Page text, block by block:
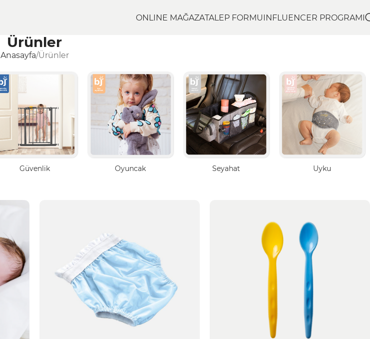
ONLINE MAĞAZATALEP FORMUINFLUENCER PROGRAMI
Ürünler
Anasayfa Ürünler
Güvenlik Oyuncak Seyahat Uyku